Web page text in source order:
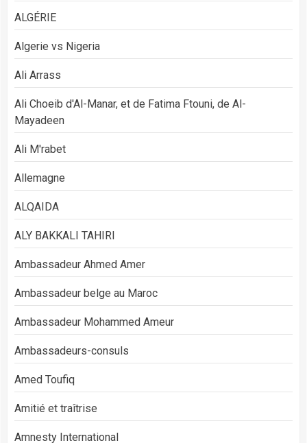
ALGÉRIE
Algerie vs Nigeria
Ali Arrass
Ali Choeib d'Al-Manar, et de Fatima Ftouni, de Al-
Mayadeen
Ali M'rabet
Allemagne
ALQAIDA
ALY BAKKALI TAHIRI
Ambassadeur Ahmed Amer
Ambassadeur belge au Maroc
Ambassadeur Mohammed Ameur
Ambassadeurs-consuls
Amed Toufiq
Amitié et traîtrise
Amnesty International